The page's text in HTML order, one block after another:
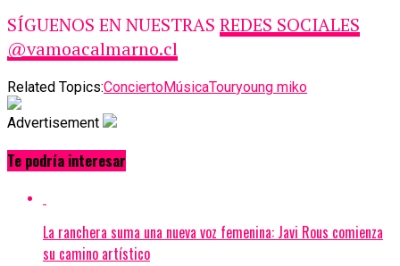
SÍGUENOS EN NUESTRAS REDES SOCIALES
@vamoacalmarno.cl
Related Topics:ConciertoMúsicaTouryoung miko
Advertisement
Te podría interesar
La ranchera suma una nueva voz femenina: Javi Rous comienza
su camino artístico